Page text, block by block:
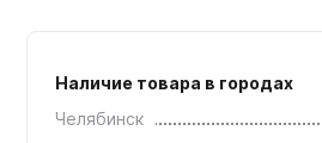
Наличие товара в городах
Челябинск